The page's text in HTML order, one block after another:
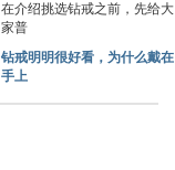
在介绍挑选钻戒之前，先给大
家普
钻戒明明很好看，为什么戴在
手上